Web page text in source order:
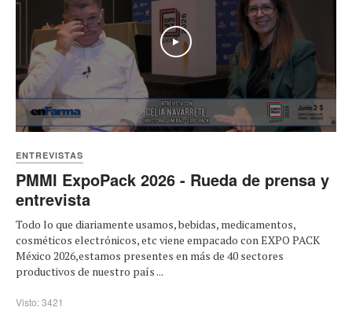
Play
ENTREVISTAS
PMMI ExpoPack 2026 - Rueda de prensa y
entrevista
Todo lo que diariamente usamos, bebidas, medicamentos,
cosméticos electrónicos, etc viene empacado con EXPO PACK
México 2026,estamos presentes en más de 40 sectores
productivos de nuestro país ...
Visto: 3421